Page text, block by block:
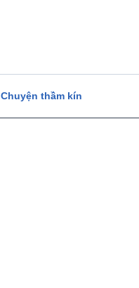
Chuyện thầm kín